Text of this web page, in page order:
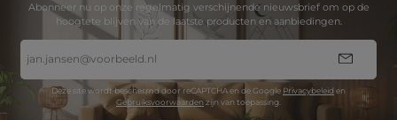
Abonneer nu op onze regelmatig verschijnende nieuwsbrief om op de
hoogtete blijven van de laatste producten en aanbiedingen.
mailadres
*
Deze site wordt beschermd door reCAPTCHA en de Google Privacybeleid en
Gebruiksvoorwaardenzijn van toepassing.